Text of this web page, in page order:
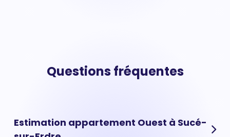
Questions fréquentes
Estimation appartement Ouest à Sucé-